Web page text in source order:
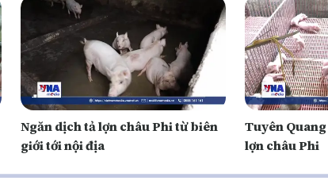
Ngăn dịch tả lợn châu Phi từ biên
giới tới nội địa
Tuyên
lợn châu Phi